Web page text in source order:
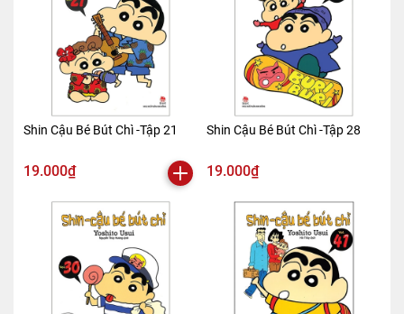
Shin Cậu Bé Bút Chì -Tập 21
19.000₫
Shin Cậu Bé Bút Chì -Tập 28
19.000₫